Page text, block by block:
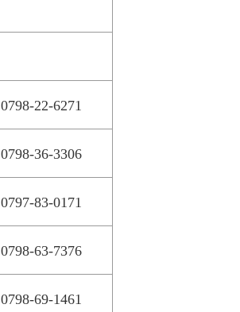
0798-22-6271
0798-36-3306
0797-83-0171
0798-63-7376
0798-69-1461